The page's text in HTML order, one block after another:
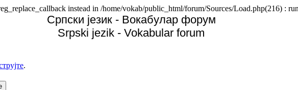
instead in /home/vokab/public_html/forum/Sources/Load.php(216) :
Српски језик - Вокабулар форум
Srpski jezik - Vokabular forum
.